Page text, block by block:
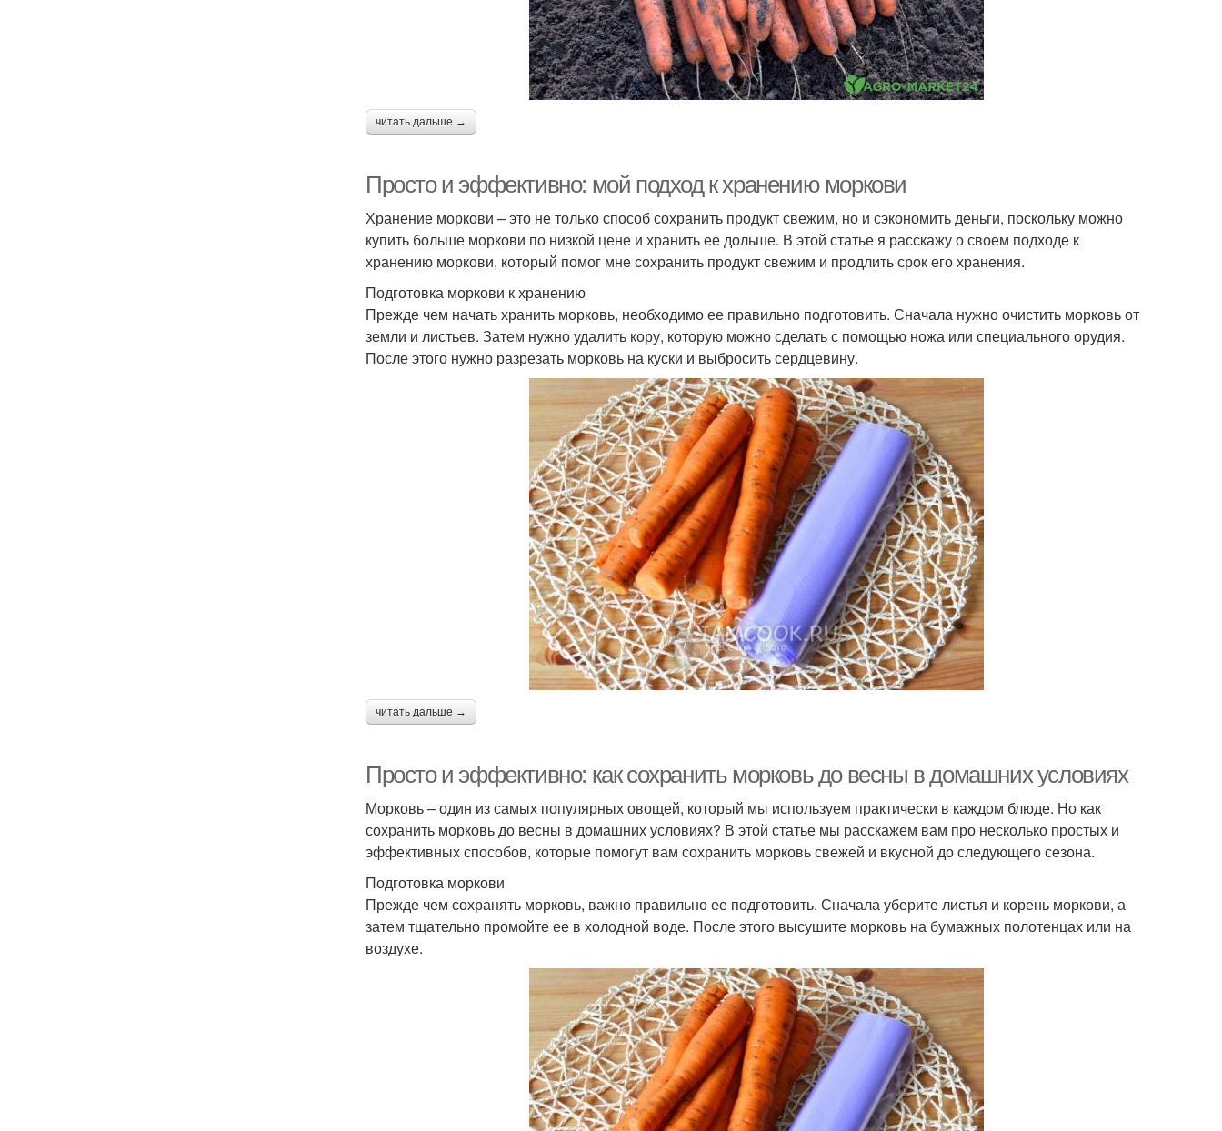
читать дальше →
Просто и эффективно: мой подход к хранению моркови
Хранение моркови – это не только способ сохранить продукт свежим, но и сэкономить деньги, поскольку можно
купить больше моркови по низкой цене и хранить ее дольше. В этой статье я расскажу о своем подходе к
хранению моркови, который помог мне сохранить продукт свежим и продлить срок его хранения.
Подготовка моркови к хранению
Прежде чем начать хранить морковь, необходимо ее правильно подготовить. Сначала нужно очистить морковь от
земли и листьев. Затем нужно удалить кору, которую можно сделать с помощью ножа или специального орудия.
После этого нужно разрезать морковь на куски и выбросить сердцевину.
читать дальше →
Просто и эффективно: как сохранить морковь до весны в домашних условиях
Морковь – один из самых популярных овощей, который мы используем практически в каждом блюде. Но как
сохранить морковь до весны в домашних условиях? В этой статье мы расскажем вам про несколько простых и
эффективных способов, которые помогут вам сохранить морковь свежей и вкусной до следующего сезона.
Подготовка моркови
Прежде чем сохранять морковь, важно правильно ее подготовить. Сначала уберите листья и корень моркови, а
затем тщательно промойте ее в холодной воде. После этого высушите морковь на бумажных полотенцах или на
воздухе.